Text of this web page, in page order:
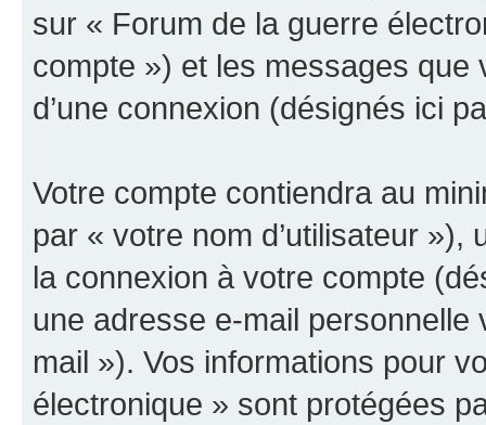
sur « Forum de la guerre
compte ») et les messages que
d’une connexion (désignés ici
Votre compte contiendra au
par « votre nom d’utilisateur
la connexion à votre compte
une adresse e-mail
mail »). Vos informations pour
électronique » sont protégées